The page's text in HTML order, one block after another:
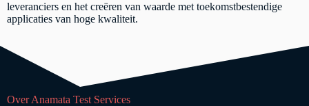
leveranciers en het creëren van waarde met toekomstbestendige
applicaties van hoge kwaliteit.
Over Anamata Test Services